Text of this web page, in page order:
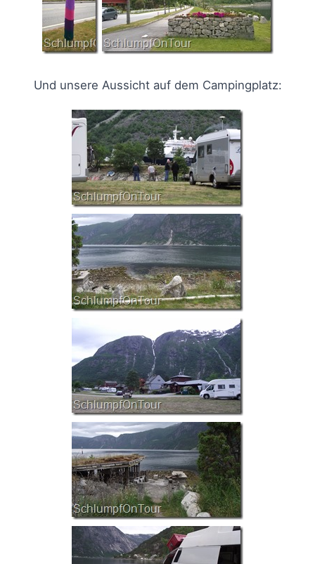
Und unsere Aussicht auf dem Campingplatz: